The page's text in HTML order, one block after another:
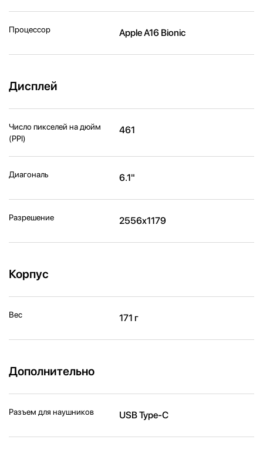
Процессор Apple A16 Bionic
Дисплей
Число пикселей на дюйм
(PPI)
461
Диагональ 6.1"
Разрешение 2556x1179
Корпус
Вес 171 г
Дополнительно
Разъем для наушников USB Type-C